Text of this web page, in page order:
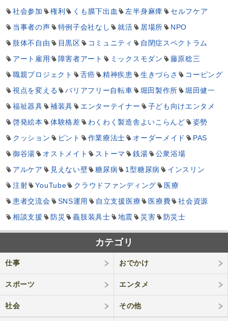
社会参加
権利 くも膜下出血 左半身麻痺
セルフケア
当事者の声
特例子会社なし 就活 居場所
NPO
肢体不自由
目黒区 コミュニティ
自閉症スペクトラム
アート雇用
障害者アート ミックスモダン
藤原稔三
職親プロジェクト
舌癌 精神疾患 生きづらさ
コーピング
視点を変える
バリアフリー自転車 堀田製作所
堀田健一
福祉器具
補装具 エンターテイナー
子ども向けエンタメ
啓発絵本
体験格差 わくわく製造舎よいこらんど
姿勢
クッション
ピント 作業療法士 オーダーメイド
PAS
御谷湯
オストメイト ストーマ 銭湯
公衆浴場
アルケア
見えない壁 糖尿病 1型糖尿病
インスリン
注射
YouTube クラウドファンディング
医療
患者交流会
SNS運用 自立支援医療 医療費
社会資源
相談支援
防災 義肢装具士 地震 災害 防災士
カテゴリ
仕事 おでかけ
スポーツ エンタメ
社会 その他